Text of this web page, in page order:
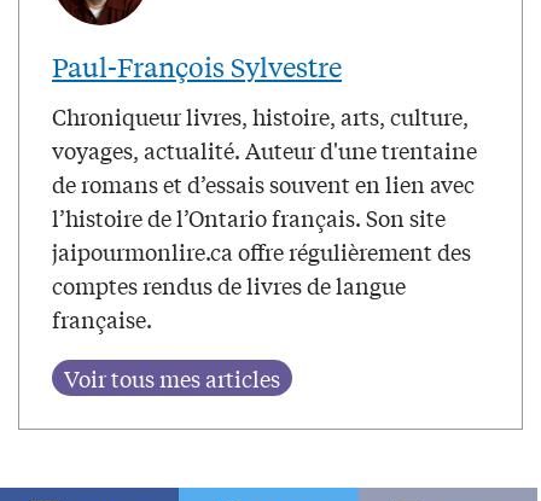
Paul-François Sylvestre
Chroniqueur livres, histoire, arts, culture,
voyages, actualité. Auteur d'une trentaine
de romans et d’essais souvent en lien avec
l’histoire de l’Ontario français. Son site
jaipourmonlire.ca offre régulièrement des
comptes rendus de livres de langue
française.